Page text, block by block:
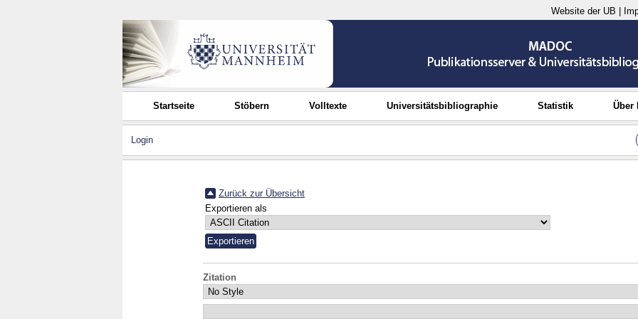
Website der UB
Startseite Stöbern Volltexte Universitätsbibliographie Statistik Über
Login
Zurück zur Übersicht
Exportieren als
Zitation